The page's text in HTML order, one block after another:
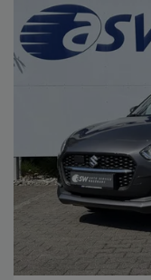
Bekijk deze auto